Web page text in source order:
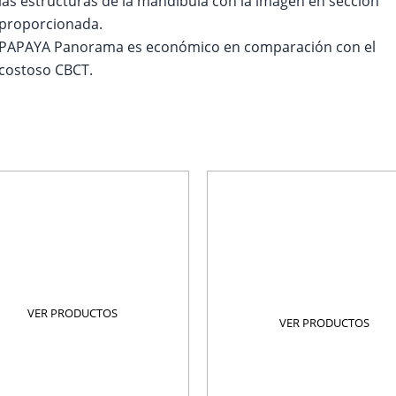
proporcionada.
PAPAYA Panorama es económico en comparación con el
costoso CBCT.
VER PRODUCTOS
Densitómetros VER PRODUCTOS
Equipos Dentales